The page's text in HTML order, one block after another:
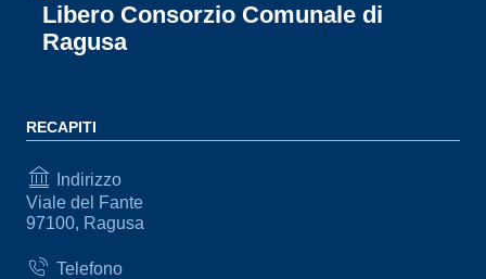
Libero Consorzio Comunale di
Ragusa
RECAPITI
Indirizzo
Viale del Fante
97100, Ragusa
Telefono